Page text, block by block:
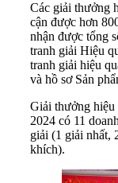
Các giải thưởng
cận được hơn
nhận được tổng
tranh giải Hiệu
tranh giải hiệu
và hồ sơ Sản
Giải thưởng hiệu
2024 có 11
giải (1 giải nhất,
khích).